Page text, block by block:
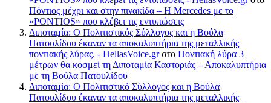
Πόντιος μέχρι και στην πινακίδα – Η Mercedes με το
«PONTIOS» που κλέβει τις εντυπώσεις
Διποταμία: Ο Πολιτιστικός Σύλλογος και η Βούλα
Πατουλίδου έκαναν τα αποκαλυπτήρια της μεταλλικής
ποντιακής λύρας. - HellasVoice.grστο Ποντιακή λύρα 3
μέτρων θα κοσμεί τη Διποταμία Καστοριάς – Αποκαλυπτήρια
με τη Βούλα Πατουλίδου
Διποταμία: Ο Πολιτιστικό Σύλλογος και η Βούλα
Πατουλίδου έκαναν τα αποκαλυπτήρια της μεταλλικής